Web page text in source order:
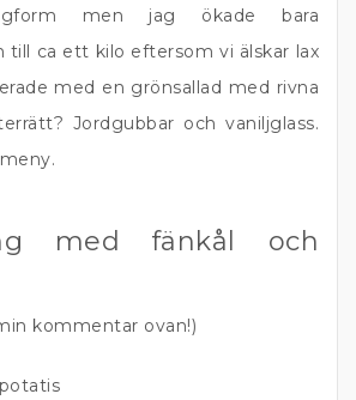
men jag ökade bara
till ca ett kilo eftersom vi älskar lax
med en grönsallad med rivna
Jordgubbar och vaniljglass.
med fänkål och
kommentar ovan!)